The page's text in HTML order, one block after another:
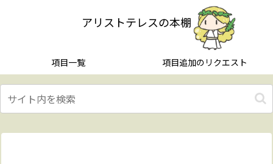
アリストテレスの本棚
項目一覧 項目追加のリクエスト